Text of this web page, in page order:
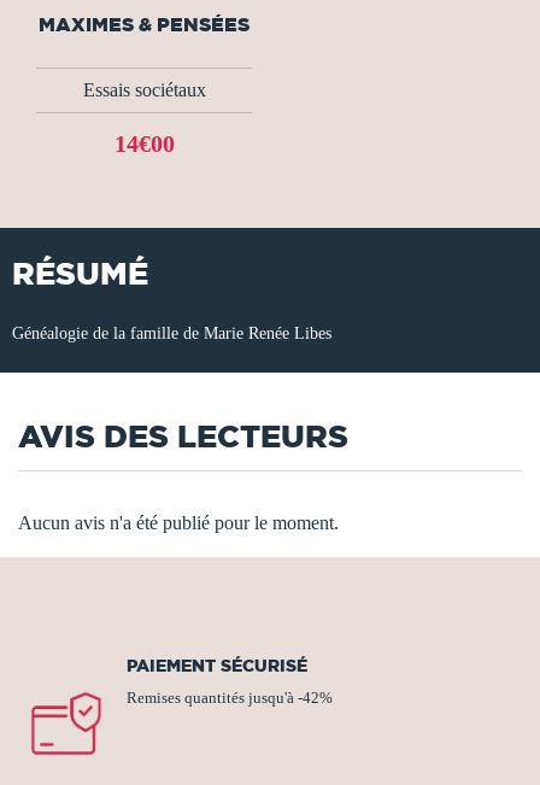
MAXIMES & PENSÉES
Essais sociétaux
14€00
RÉSUMÉ
Généalogie de la famille de Marie Renée Libes
AVIS DES LECTEURS
Aucun avis n'a été publié pour le moment.
PAIEMENT SÉCURISÉ
Remises quantités jusqu'à -42%